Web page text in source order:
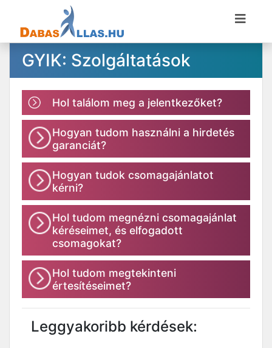
GYIK: Szolgáltatások
Hol találom meg a jelentkezőket?
Hogyan tudom használni a hirdetés
garanciát?
Hogyan tudok csomagajánlatot
kérni?
Hol tudom megnézni csomagajánlat
kéréseimet, és elfogadott
csomagokat?
Hol tudom megtekinteni
értesítéseimet?
Leggyakoribb kérdések: